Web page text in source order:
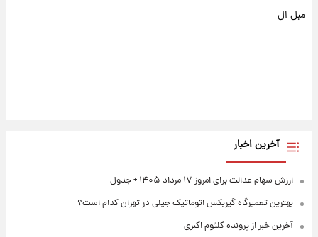
مبل ال
آخرین اخبار
ارزش سهام عدالت برای امروز ۱۷ مرداد ۱۴۰۵ + جدول
بهترین تعمیرگاه گیربکس اتوماتیک جیلی در تهران کدام است؟
آخرین خبر از پرونده کلثوم اکبری